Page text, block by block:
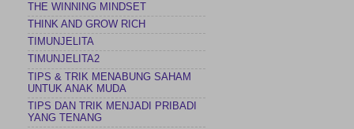
THE WINNING MINDSET
THINK AND GROW RICH
TIMUNJELITA
TIMUNJELITA2
TIPS & TRIK MENABUNG SAHAM
UNTUK ANAK MUDA
TIPS DAN TRIK MENJADI PRIBADI
YANG TENANG